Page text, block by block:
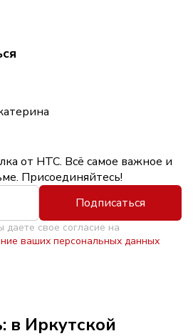
от НТС. Всё самое важное и
Присоединяйтесь!
Подписаться
даете свое согласие на
ваших персональных данных
в Иркутской